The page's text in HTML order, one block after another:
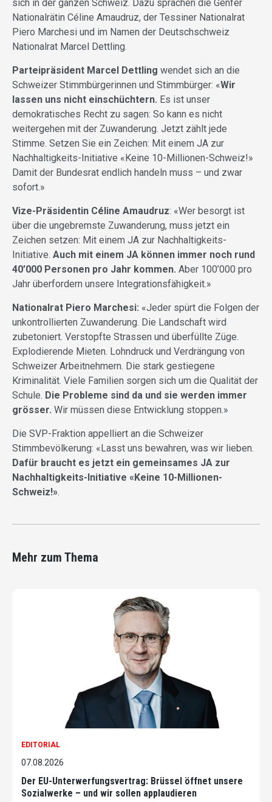
sich in der ganzen Schweiz. Dazu sprachen die Genfer
Nationalrätin Céline Amaudruz, der Tessiner Nationalrat
Piero Marchesi und im Namen der Deutschschweiz
Nationalrat Marcel Dettling.
Parteipräsident Marcel Dettling wendet sich an die
Schweizer Stimmbürgerinnen und Stimmbürger: «Wir
lassen uns nicht einschüchtern. Es ist unser
demokratisches Recht zu sagen: So kann es nicht
weitergehen mit der Zuwanderung. Jetzt zählt jede
Stimme. Setzen Sie ein Zeichen: Mit einem JA zur
Nachhaltigkeits-Initiative «Keine 10-Millionen-Schweiz!»
Damit der Bundesrat endlich handeln muss – und zwar
sofort.»
Vize-Präsidentin Céline Amaudruz: «Wer besorgt ist
über die ungebremste Zuwanderung, muss jetzt ein
Zeichen setzen: Mit einem JA zur Nachhaltigkeits-
Initiative. Auch mit einem JA können immer noch rund
40’000 Personen pro Jahr kommen. Aber 100’000 pro
Jahr überfordern unsere Integrationsfähigkeit.»
Nationalrat Piero Marchesi: «Jeder spürt die Folgen der
unkontrollierten Zuwanderung. Die Landschaft wird
zubetoniert. Verstopfte Strassen und überfüllte Züge.
Explodierende Mieten. Lohndruck und Verdrängung von
Schweizer Arbeitnehmern. Die stark gestiegene
Kriminalität. Viele Familien sorgen sich um die Qualität der
Schule. Die Probleme sind da und sie werden immer
grösser. Wir müssen diese Entwicklung stoppen.»
Die SVP-Fraktion appelliert an die Schweizer
Stimmbevölkerung: «Lasst uns bewahren, was wir lieben.
Dafür braucht es jetzt ein gemeinsames JA zur
Nachhaltigkeits-Initiative «Keine 10-Millionen-
Schweiz!».
Mehr zum Thema
EDITORIAL
07.08.2026
Der EU-Unterwerfungsvertrag: Brüssel öffnet unsere
Sozialwerke – und wir sollen applaudieren